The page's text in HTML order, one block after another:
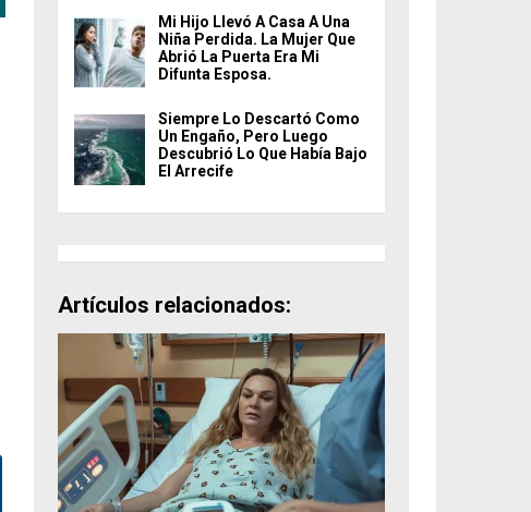
Mi Hijo Llevó A Casa A Una
Niña Perdida. La Mujer Que
Abrió La Puerta Era Mi
Difunta Esposa.
Siempre Lo Descartó Como
Un Engaño, Pero Luego
Descubrió Lo Que Había Bajo
El Arrecife
Artículos relacionados: